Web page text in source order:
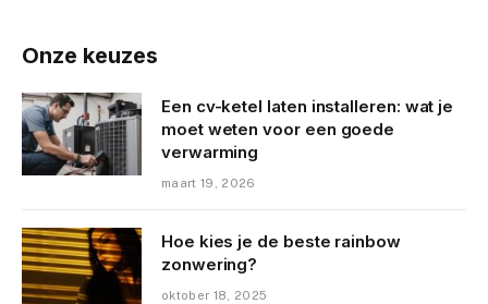
Onze keuzes
Een cv-ketel laten installeren: wat je
moet weten voor een goede
verwarming
maart 19, 2026
Hoe kies je de beste rainbow
zonwering?
oktober 18, 2025